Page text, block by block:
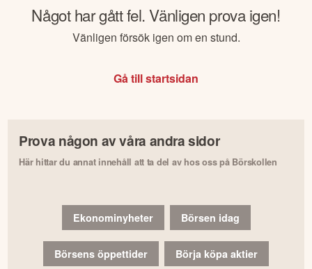
Något har gått fel. Vänligen prova igen!
Vänligen försök igen om en stund.
Gå till startsidan
Prova någon av våra andra sidor
Här hittar du annat innehåll att ta del av hos oss på Börskollen
Ekonominyheter Börsen idag
Börsens öppettider Börja köpa aktier